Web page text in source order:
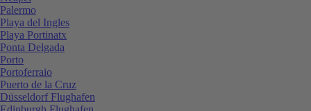
Palermo
Playa del Ingles
Playa Portinatx
Ponta Delgada
Porto
Portoferraio
Puerto de la Cruz
Düsseldorf Flughafen